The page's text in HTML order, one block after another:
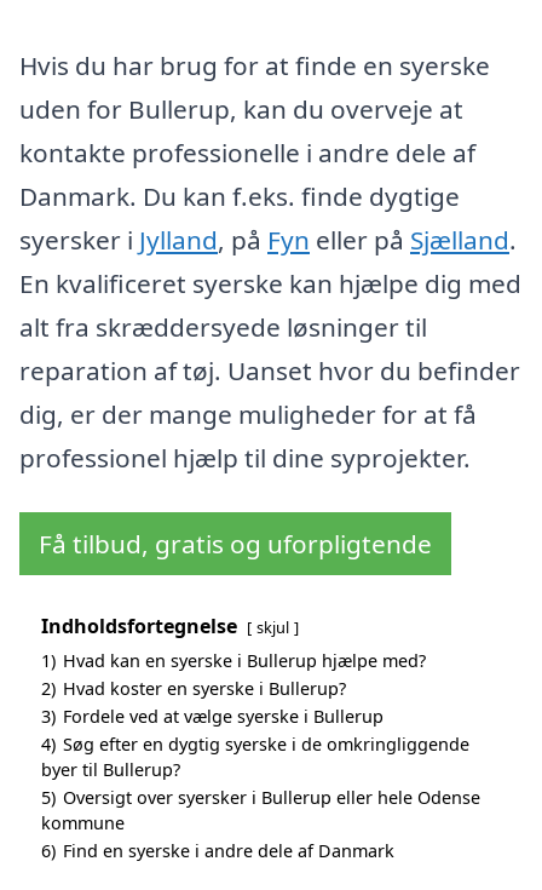
Hvis du har brug for at finde en syerske
uden for Bullerup, kan du overveje at
kontakte professionelle i andre dele af
Danmark. Du kan f.eks. finde dygtige
syersker i Jylland, på Fyn eller på Sjælland.
En kvalificeret syerske kan hjælpe dig med
alt fra skræddersyede løsninger til
reparation af tøj. Uanset hvor du befinder
dig, er der mange muligheder for at få
professionel hjælp til dine syprojekter.
Få tilbud, gratis og uforpligtende
Indholdsfortegnelse skjul
1) Hvad kan en syerske i Bullerup hjælpe med?
2) Hvad koster en syerske i Bullerup?
3) Fordele ved at vælge syerske i Bullerup
4) Søg efter en dygtig syerske i de omkringliggende
byer til Bullerup?
5) Oversigt over syersker i Bullerup eller hele Odense
kommune
6) Find en syerske i andre dele af Danmark